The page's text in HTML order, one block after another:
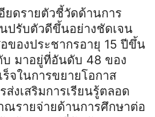
ยดรายตัวชี้วัดด้านการ
ปรับตัวดีขึ้นอย่างชัดเจน
ของประชากรอายุ 15 ปีขึ้น
มาอยู่ที่อันดับ 48 ของ
จในการขยายโอกาส
งเสริมการเรียนรู้ตลอด
รายจ่ายด้านการศึกษาต่อ